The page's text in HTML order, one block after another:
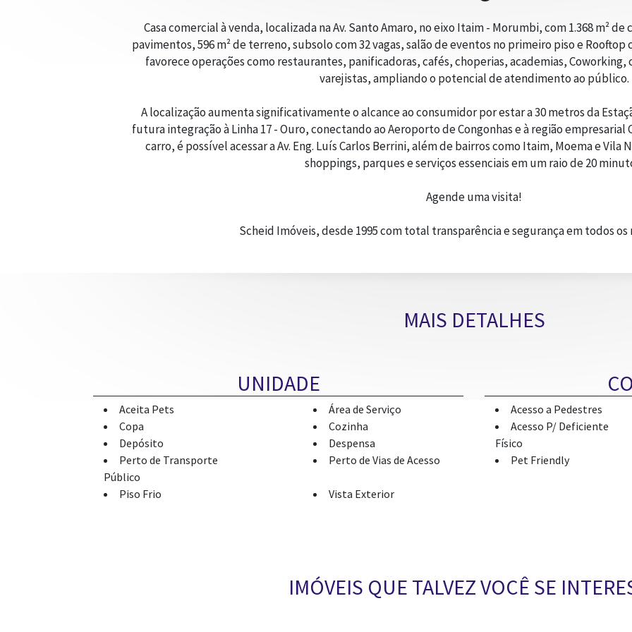
Casa comercial à venda, localizada na Av. Santo Amaro, no eixo Itaim - Morumbi, com 1.368 m²
pavimentos, 596 m² de terreno, subsolo com 32 vagas, salão de eventos no primeiro piso e
favorece operações como restaurantes, panificadoras, cafés, choperias, academias,
varejistas, ampliando o potencial de atendimento ao público.
A localização aumenta significativamente o alcance ao consumidor por estar a 30 metros da
futura integração à Linha 17 - Ouro, conectando ao Aeroporto de Congonhas e à região
carro, é possível acessar a Av. Eng. Luís Carlos Berrini, além de bairros como Itaim, Moema e Vila
shoppings, parques e serviços essenciais em um raio de 20
Agende uma visita!
Scheid Imóveis, desde 1995 com total transparência e segurança em todos os
MAIS DETALHES
UNIDADE
Aceita Pets
Área de Serviço
Copa
Cozinha
Depósito
Despensa
Perto de Transporte
Público
Perto de Vias de Acesso
Piso Frio Vista Exterior
Acesso a Pedestres
Acesso P/ Deficiente
Físico
Pet Friendly
IMÓVEIS QUE TALVEZ VOCÊ SE